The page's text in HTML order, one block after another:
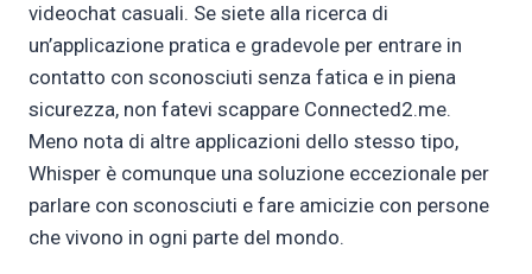
videochat casuali. Se siete alla ricerca di
un’applicazione pratica e gradevole per entrare in
contatto con sconosciuti senza fatica e in piena
sicurezza, non fatevi scappare Connected2.me.
Meno nota di altre applicazioni dello stesso tipo,
Whisper è comunque una soluzione eccezionale per
parlare con sconosciuti e fare amicizie con persone
che vivono in ogni parte del mondo.